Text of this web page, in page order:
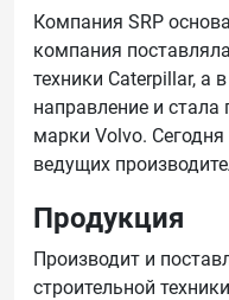
Компания SRP
компания
техники Caterpillar, а
направление и стала
марки Volvo.
ведущих
Продукция
Производит и
строительной